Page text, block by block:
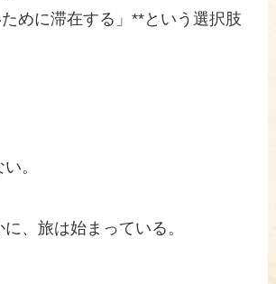
めに滞在する」**という選択肢
。
、旅は始まっている。